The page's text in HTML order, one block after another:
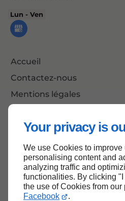
Your privacy is
We use Cookies to
personalising content and
analyzing traffic and
functionalities. By clicking
the use of Cookies from our
Facebook
.
Lun - Ven
Accueil
Contactez-nous
Mentions légales
Haut